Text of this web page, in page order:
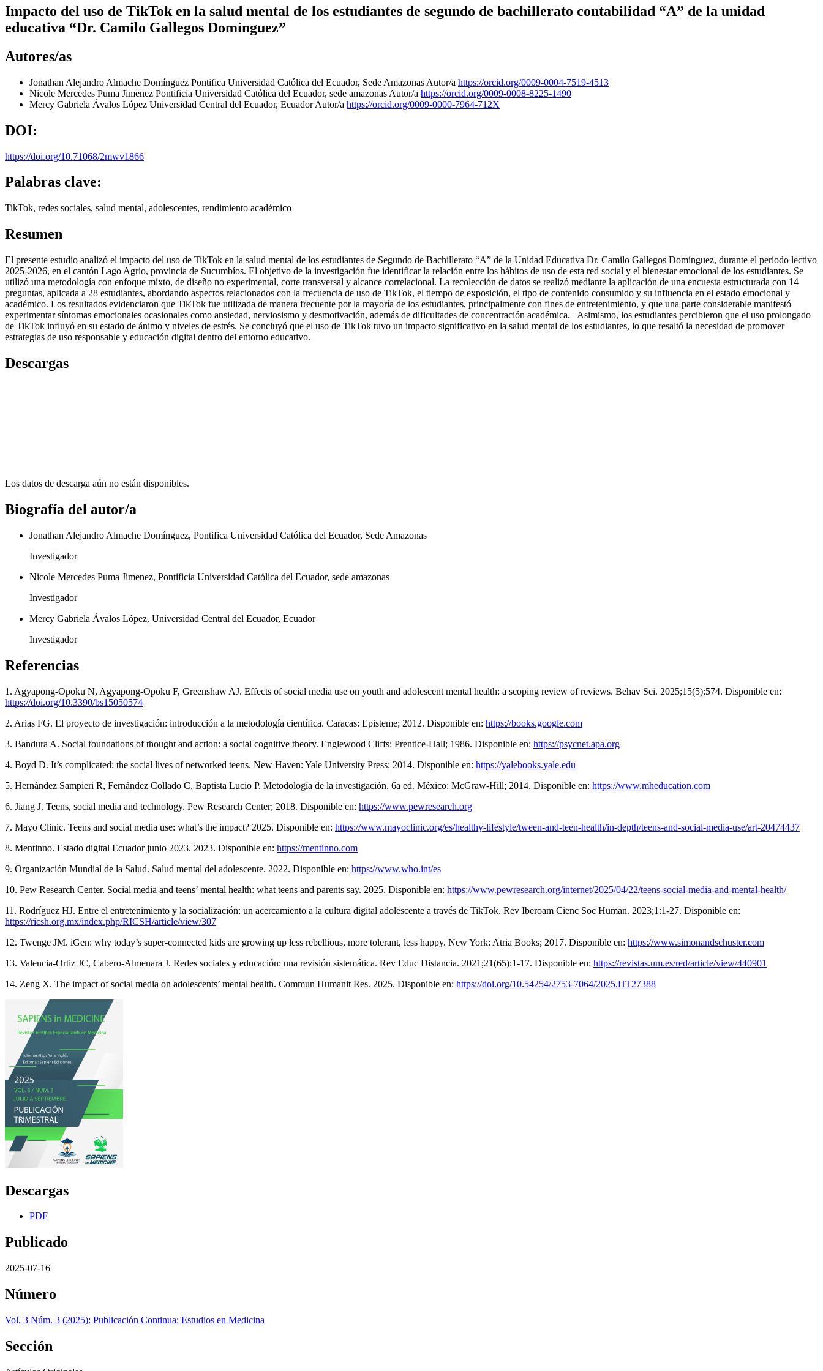
Impacto del uso de TikTok en la salud mental de los estudiantes de segundo de bachillerato contabilidad “A” de la unidad
educativa “Dr. Camilo Gallegos Domínguez”
Autores/as
Jonathan Alejandro Almache Domínguez Pontifica Universidad Católica del Ecuador, Sede Amazonas Autor/a https://orcid.org/0009-0004-7519-4513
Nicole Mercedes Puma Jimenez Pontificia Universidad Católica del Ecuador, sede amazonas Autor/a https://orcid.org/0009-0008-8225-1490
Mercy Gabriela Ávalos López Universidad Central del Ecuador, EcuadorAutor/a https://orcid.org/0009-0000-7964-712X
DOI:
https://doi.org/10.71068/2mwv1866
Palabras clave:
TikTok, redes sociales, salud mental, adolescentes, rendimiento académico
Resumen
El presente estudio analizó el impacto del uso de TikTok en la salud mental de los estudiantes de Segundo de Bachillerato “A” de la Unidad Educativa Dr. Camilo Gallegos Domínguez, durante el periodo lectivo
2025-2026, en el cantón Lago Agrio, provincia de Sucumbíos. El objetivo de la investigación fue identificar la relación entre los hábitos de uso de esta red social y el bienestar emocional de los estudiantes. Se
utilizó una metodología con enfoque mixto, de diseño no experimental, corte transversal y alcance correlacional. La recolección de datos se realizó mediante la aplicación de una encuesta estructurada con 14
preguntas, aplicada a 28 estudiantes, abordando aspectos relacionados con la frecuencia de uso de TikTok, el tiempo de exposición, el tipo de contenido consumido y su influencia en el estado emocional y
académico. Los resultados evidenciaron que TikTok fue utilizada de manera frecuente por la mayoría de los estudiantes, principalmente con fines de entretenimiento, y que una parte considerable manifestó
experimentar síntomas emocionales ocasionales como ansiedad, nerviosismo y desmotivación, además de dificultades de concentración académica. Asimismo, los estudiantes percibieron que el uso prolongado
de TikTok influyó en su estado de ánimo y niveles de estrés. Se concluyó que el uso de TikTok tuvo un impacto significativo en la salud mental de los estudiantes, lo que resaltó la necesidad de promover
estrategias de uso responsable y educación digital dentro del entorno educativo.
Descargas
Los datos de descarga aún no están disponibles.
Biografía del autor/a
Jonathan Alejandro Almache Domínguez, Pontifica Universidad Católica del Ecuador, Sede Amazonas
Investigador
Nicole Mercedes Puma Jimenez, Pontificia Universidad Católica del Ecuador, sede amazonas
Investigador
Mercy Gabriela Ávalos López, Universidad Central del Ecuador, Ecuador
Investigador
Referencias
1. Agyapong-Opoku N, Agyapong-Opoku F, Greenshaw AJ. Effects of social media use on youth and adolescent mental health: a scoping review of reviews. Behav Sci. 2025;15(5):574. Disponible en:
https://doi.org/10.3390/bs15050574
2. Arias FG. El proyecto de investigación: introducción a la metodología científica. Caracas: Episteme; 2012. Disponible en: https://books.google.com
3. Bandura A. Social foundations of thought and action: a social cognitive theory. Englewood Cliffs: Prentice-Hall; 1986. Disponible en: https://psycnet.apa.org
4. Boyd D. It’s complicated: the social lives of networked teens. New Haven: Yale University Press; 2014. Disponible en: https://yalebooks.yale.edu
5. Hernández Sampieri R, Fernández Collado C, Baptista Lucio P. Metodología de la investigación. 6a ed. México: McGraw-Hill; 2014. Disponible en: https://www.mheducation.com
6. Jiang J. Teens, social media and technology. Pew Research Center; 2018. Disponible en: https://www.pewresearch.org
7. Mayo Clinic. Teens and social media use: what’s the impact? 2025. Disponible en: https://www.mayoclinic.org/es/healthy-lifestyle/tween-and-teen-health/in-depth/teens-and-social-media-use/art-20474437
8. Mentinno. Estado digital Ecuador junio 2023. 2023. Disponible en: https://mentinno.com
9. Organización Mundial de la Salud. Salud mental del adolescente. 2022. Disponible en: https://www.who.int/es
10. Pew Research Center. Social media and teens’ mental health: what teens and parents say. 2025. Disponible en: https://www.pewresearch.org/internet/2025/04/22/teens-social-media-and-mental-health/
11. Rodríguez HJ. Entre el entretenimiento y la socialización: un acercamiento a la cultura digital adolescente a través de TikTok. Rev Iberoam Cienc Soc Human. 2023;1:1-27. Disponible en:
https://ricsh.org.mx/index.php/RICSH/article/view/307
12. Twenge JM. iGen: why today’s super-connected kids are growing up less rebellious, more tolerant, less happy. New York: Atria Books; 2017. Disponible en: https://www.simonandschuster.com
13. Valencia-Ortiz JC, Cabero-Almenara J. Redes sociales y educación: una revisión sistemática. Rev Educ Distancia. 2021;21(65):1-17. Disponible en: https://revistas.um.es/red/article/view/440901
14. Zeng X. The impact of social media on adolescents’ mental health. Commun Humanit Res. 2025. Disponible en: https://doi.org/10.54254/2753-7064/2025.HT27388
Descargas
PDF
Publicado
2025-07-16
Número
Vol. 3 Núm. 3 (2025): Publicación Continua: Estudios en Medicina
Sección